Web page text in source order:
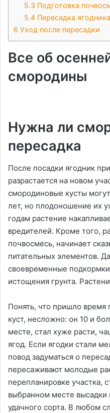
5.3 Подготовка
5.4 Пересадка ягодника
6 Уход после пересадки
Все об
смородины
Нужна ли
пересадка
После посадки ягодник
разрастается на новом
смородиновые кусты
лет, но плодоношение их
годам растение
вредителей. Кроме того,
почвосмесь, начинает
питательных элементов.
своевременные
истощения грунта.
Понять, что пришло время
куст, несложно: он 10 и
месте, стал хуже расти,
ягод. Если ягодки стали
повод задуматься о
пересаживают молодые
перепланировке участка,
выбранном месте
удачного сорта. В любом